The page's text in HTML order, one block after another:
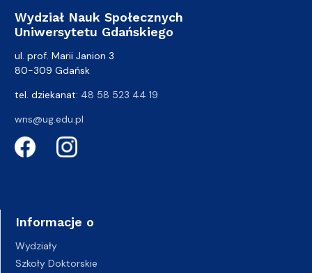
Wydział Nauk Społecznych
Uniwersytetu Gdańskiego
ul. prof. Marii Janion 3
80-309 Gdańsk
tel. dziekanat: 48 58 523 44 19
wns@ug.edu.pl
Informacje o
Wydziały
Szkoły Doktorskie